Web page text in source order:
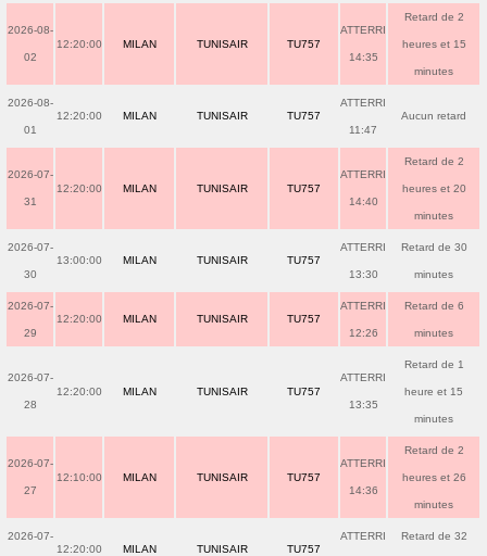
2026-08-
02
12:20:00 MILAN TUNISAIR TU757
ATTERRI
14:35
Retard de 2
heures et 15
minutes
2026-08-
01
12:20:00 MILAN TUNISAIR TU757
ATTERRI
11:47
Aucun retard
2026-07-
31
12:20:00 MILAN TUNISAIR TU757
ATTERRI
14:40
Retard de 2
heures et 20
minutes
2026-07-
30
13:00:00 MILAN TUNISAIR TU757
ATTERRI
13:30
Retard de 30
minutes
2026-07-
29
12:20:00 MILAN TUNISAIR TU757
ATTERRI
12:26
Retard de 6
minutes
2026-07-
28
12:20:00 MILAN TUNISAIR TU757
ATTERRI
13:35
Retard de 1
heure et 15
minutes
2026-07-
27
12:10:00 MILAN TUNISAIR TU757
ATTERRI
14:36
Retard de 2
heures et 26
minutes
2026-07-
12:20:00 MILAN TUNISAIR TU757
ATTERRI Retard de 32